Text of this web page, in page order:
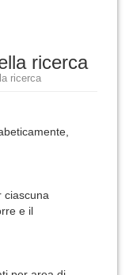
ricerca
ricerca
ciascuna
e il